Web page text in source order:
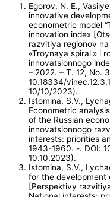
Egorov, N. E.,
innovative
econometric model
innovation index
razvitiya regionov
«Troynaya spiral'» i
innovatsionnogo
– 2022. – T. 12, No.
10.18334/
10/10/2023).
Istomina, S.V.,
Econometric
of the Russian
innovatsionnogo
interests: priorities
1943-1960. -. DOI:
10.10.2023).
Istomina, S.V.,
for the development
[Perspektivy